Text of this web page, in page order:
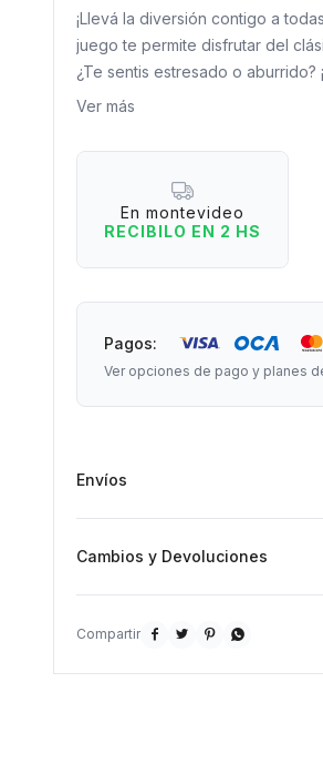
¡Llevá la diversión contigo a
juego te permite disfrutar del
¿Te sentis estresado o aburrido?
Mole y golpeá esos topos
compañero perfecto para
despejar la mente. ¡Diviértete
en cualquier lugar!
Medidas: 10 cm de largo x 10 cm
Ver más
En montevideo
RECIBILO EN 2 HS
Pagos:
Ver opciones de pago y planes
Envíos
Cambios y Devoluciones
   